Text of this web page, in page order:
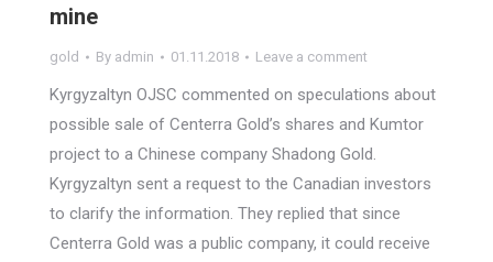
mine
gold By admin 01.11.2018 Leave a comment
Kyrgyzaltyn OJSC commented on speculations about
possible sale of Centerra Gold’s shares and Kumtor
project to a Chinese company Shadong Gold.
Kyrgyzaltyn sent a request to the Canadian investors
to clarify the information. They replied that since
Centerra Gold was a public company, it could receive